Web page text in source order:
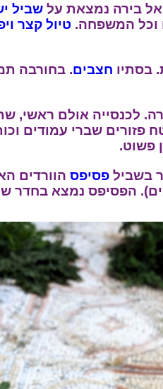
בירה נמצאת על שביל
טיול קצר
בסתיו חצבים. בחורבה
לכנסייה אולם ראשי,
פזורים שברי עמודים
פשוט.
בשביל פסיפס הוורדים
הפסיפס נמצא בחדר